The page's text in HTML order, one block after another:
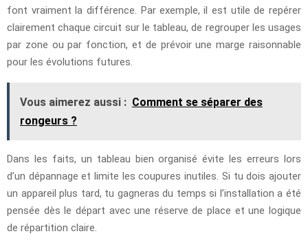
font vraiment la différence. Par exemple, il est utile de repérer
clairement chaque circuit sur le tableau, de regrouper les usages
par zone ou par fonction, et de prévoir une marge raisonnable
pour les évolutions futures.
Vous aimerez aussi : Comment se séparer des
rongeurs ?
Dans les faits, un tableau bien organisé évite les erreurs lors
d’un dépannage et limite les coupures inutiles. Si tu dois ajouter
un appareil plus tard, tu gagneras du temps si l’installation a été
pensée dès le départ avec une réserve de place et une logique
de répartition claire.